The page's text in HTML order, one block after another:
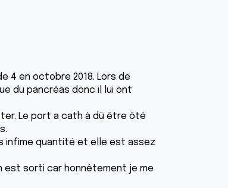
4 en octobre 2018. Lors de
du pancréas donc il lui ont
Le port a cath à dû être ôté
infime quantité et elle est assez
est sorti car honnêtement je me